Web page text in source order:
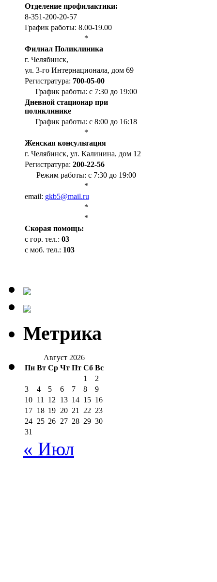
Отделение профилактики:
8-351-200-20-57
График работы: 8.00-19.00
*
Филиал Поликлиника
г. Челябинск,
ул. 3-го Интернационала, дом 69
Регистратура: 700-05-00
График работы: с 7:30 до 19:00
Дневной стационар при
поликлинике
График работы: с 8:00 до 16:18
*
Женская консультация
г. Челябинск, ул. Калинина, дом 12
Регистратура: 200-22-56
Режим работы: с 7:30 до 19:00
*
email: gkb5@mail.ru
*
*
Cкорая помощь:
с гор. тел.: 03
с моб. тел.: 103
Метрика
Август 2026
Пн Вт Ср Чт Пт Сб Вс
1
2
3
4 5 6 7 8
9
10 11 12 13 14 15 16
17 18 19 20 21 22 23
24 25 26 27 28 29 30
31
« Июл